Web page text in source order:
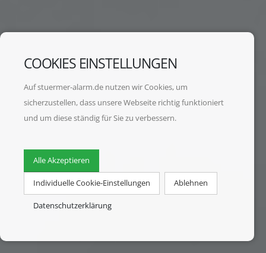
COOKIES EINSTELLUNGEN
Auf stuermer-alarm.de nutzen wir Cookies, um
sicherzustellen, dass unsere Webseite richtig funktioniert
und um diese ständig für Sie zu verbessern.
Alle Akzeptieren
Individuelle Cookie-Einstellungen Ablehnen
Datenschutzerklärung